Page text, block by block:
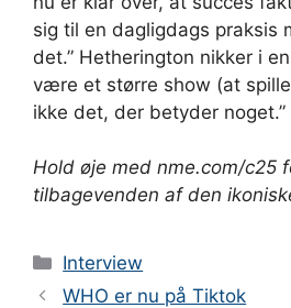
sig til en dagligdags praksis
det.” Hetherington nikker i
være et større show (at
ikke det, der betyder noget.”
Hold øje med nme.com/c25
tilbagevenden af den
Kategorier
Interview
WHO er nu på Tiktok